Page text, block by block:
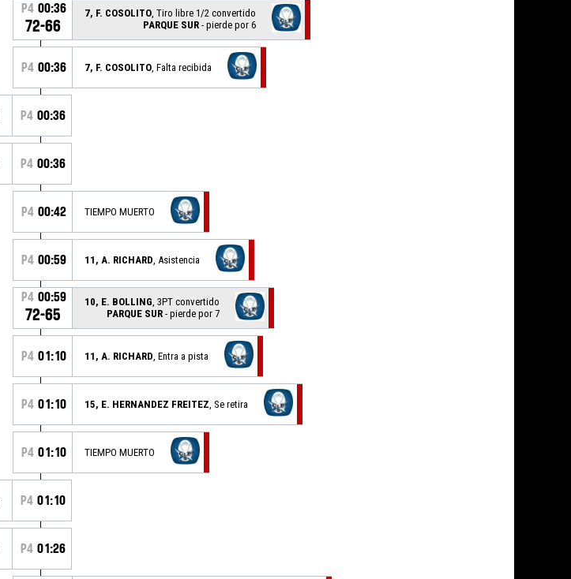
P4 00:36
72-66
7, F. COSOLITO , Tiro libre 1/2 convertido
PARQUE SUR - pierde por 6
P4 00:36 7, F. COSOLITO , Falta recibida
P4 00:36
P4 00:36
P4 00:42 TIEMPO MUERTO
P4 00:59 11, A. RICHARD , Asistencia
P4 00:59
72-65
10, E. BOLLING , 3PT convertido
PARQUE SUR - pierde por 7
P4 01:10 11, A. RICHARD , Entra a pista
P4 01:10 15, E. HERNANDEZ FREITEZ , Se retira
P4 01:10 TIEMPO MUERTO
P4 01:10
P4 01:26